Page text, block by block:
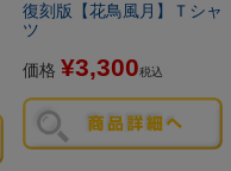
復刻版【花鳥風月】Ｔシャ
ツ
価格 ¥3,300税込